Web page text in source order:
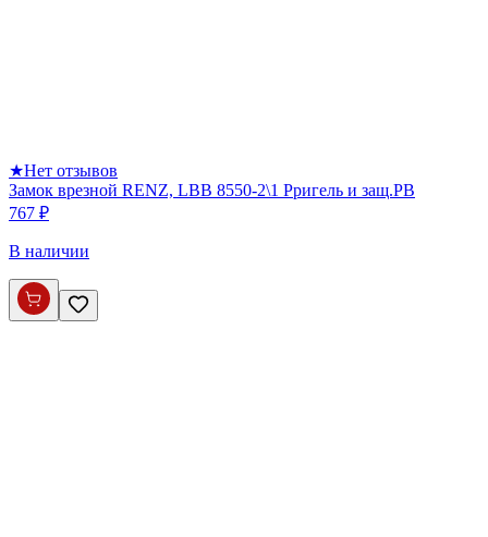
★Нет отзывов
Замок врезной RENZ, LBB 8550-2\1 Pригель и защ.PB
767 ₽
В наличии